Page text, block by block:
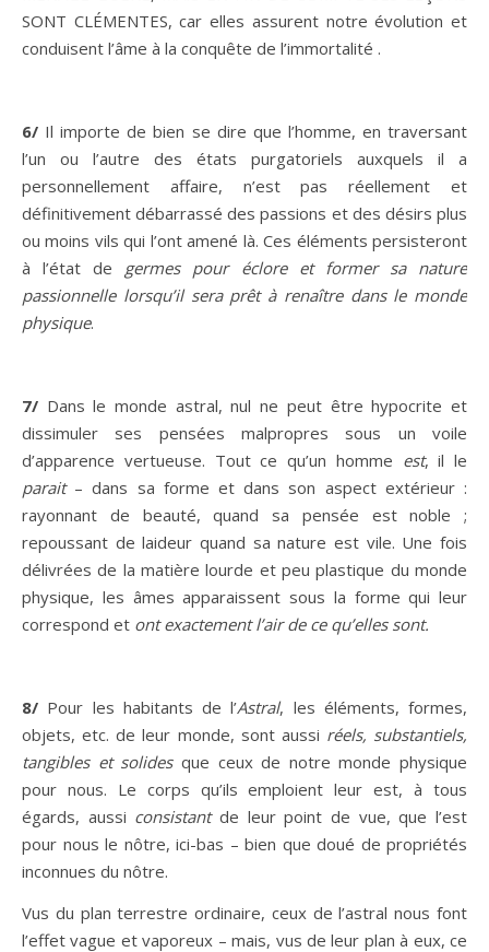
SONT CLÉMENTES, car elles assurent notre évolution et
conduisent l’âme à la conquête de l’immortalité .
6/ Il importe de bien se dire que l’homme, en traversant
l’un ou l’autre des états purgatoriels auxquels il a
personnellement affaire, n’est pas réellement et
définitivement débarrassé des passions et des désirs plus
ou moins vils qui l’ont amené là. Ces éléments persisteront
à l’état de germes pour éclore et former sa nature
passionnelle lorsqu’il sera prêt à renaître dans le monde
physique.
7/ Dans le monde astral, nul ne peut être hypocrite et
dissimuler ses pensées malpropres sous un voile
d’apparence vertueuse. Tout ce qu’un homme est, il le
parait– dans sa forme et dans son aspect extérieur :
rayonnant de beauté, quand sa pensée est noble ;
repoussant de laideur quand sa nature est vile. Une fois
délivrées de la matière lourde et peu plastique du monde
physique, les âmes apparaissent sous la forme qui leur
correspond et ont exactement l’air de ce qu’elles sont.
8/ Pour les habitants de l’Astral, les éléments, formes,
objets, etc. de leur monde, sont aussi réels, substantiels,
tangibles et solidesque ceux de notre monde physique
pour nous. Le corps qu’ils emploient leur est, à tous
égards, aussi consistantde leur point de vue, que l’est
pour nous le nôtre, ici-bas – bien que doué de propriétés
inconnues du nôtre.
Vus du plan terrestre ordinaire, ceux de l’astral nous font
l’effet vague et vaporeux – mais, vus de leur plan à eux, ce